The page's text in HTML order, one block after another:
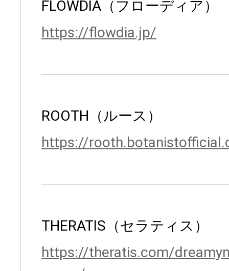
FLOWDIA（フローディア）
https://flowdia.jp/
ROOTH（ルース）
https://
THERATIS（セラティス）
https://theratis.com/